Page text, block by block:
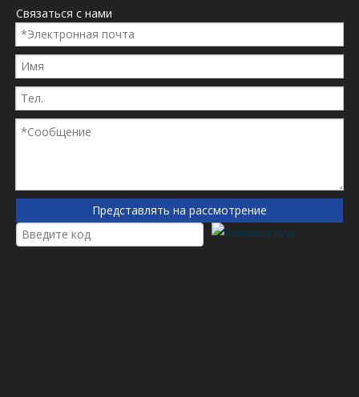
Связаться с нами
Представлять на рассмотрение